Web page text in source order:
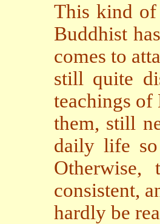
This kind of
Buddhist
comes to
still quite
teachings of
them, still
daily life
Otherwise,
consistent,
hardly be